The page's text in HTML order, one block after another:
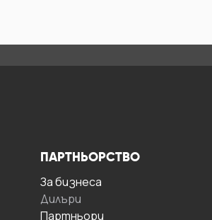
ПАРТНЬОРСТВО
За бизнесa
Дилъри
Партньори